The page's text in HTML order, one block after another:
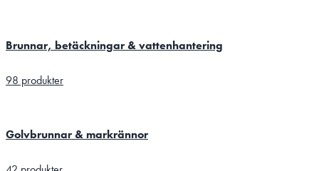
Brunnar, betäckningar & vattenhantering
98 produkter
Golvbrunnar & markrännor